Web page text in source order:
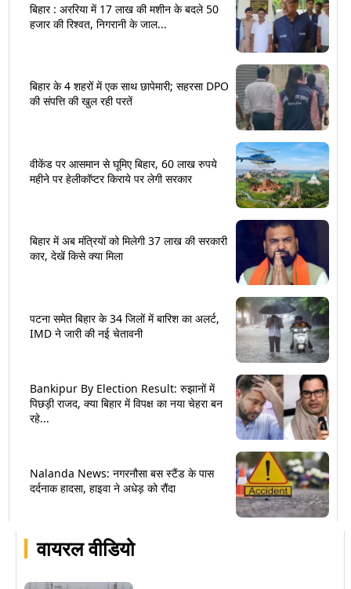
वायरल वीडियो
बिहार : अररिया में 17 लाख की मशीन के बदले 50
हजार की रिश्वत, निगरानी के जाल...
बिहार के 4 शहरों में एक साथ छापेमारी; सहरसा DPO
की संपत्ति की खुल रही परतें
वीकेंड पर आसमान से घूमिए बिहार, 60 लाख रुपये
महीने पर हेलीकॉप्टर किराये पर लेगी सरकार
बिहार में अब मंत्रियों को मिलेगी 37 लाख की सरकारी
कार, देखें किसे क्या मिला
पटना समेत बिहार के 34 जिलों में बारिश का अलर्ट,
IMD ने जारी की नई चेतावनी
Bankipur By Election Result: रुझानों में
पिछड़ी राजद, क्या बिहार में विपक्ष का नया चेहरा बन
रहे...
Nalanda News: नगरनौसा बस स्टैंड के पास
दर्दनाक हादसा, हाइवा ने अधेड़ को रौंदा